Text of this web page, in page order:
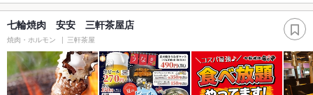
七輪焼肉 安安 三軒茶屋店
焼肉・ホルモン 三軒茶屋